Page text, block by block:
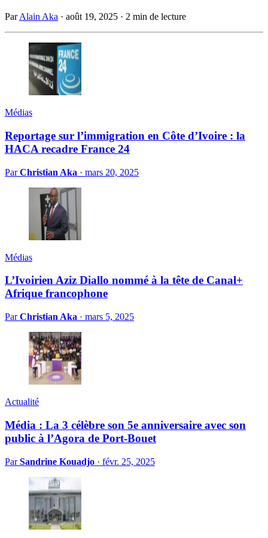
ParAlain Aka · août 19, 2025 · 2 min de lecture
Médias
Reportage sur l’immigration en Côte d’Ivoire : la
HACA recadre France 24
ParChristian Aka · mars 20, 2025
Médias
L’Ivoirien Aziz Diallo nommé à la tête de Canal+
Afrique francophone
ParChristian Aka · mars 5, 2025
Actualité
Média : La 3 célèbre son 5e anniversaire avec son
public à l’Agora de Port-Bouet
ParSandrine Kouadjo · févr. 25, 2025